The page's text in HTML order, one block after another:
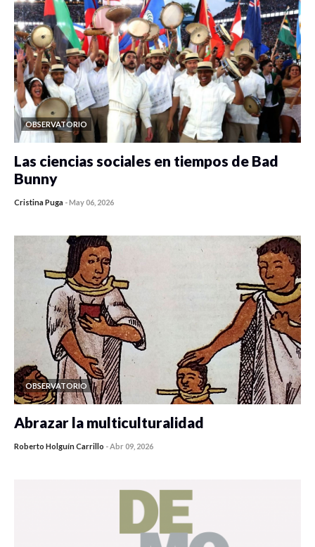
OBSERVATORIO
Las ciencias sociales en tiempos de Bad
Bunny
Cristina Puga -May 06, 2026
OBSERVATORIO
Abrazar la multiculturalidad
Roberto Holguín Carrillo -Abr 09, 2026